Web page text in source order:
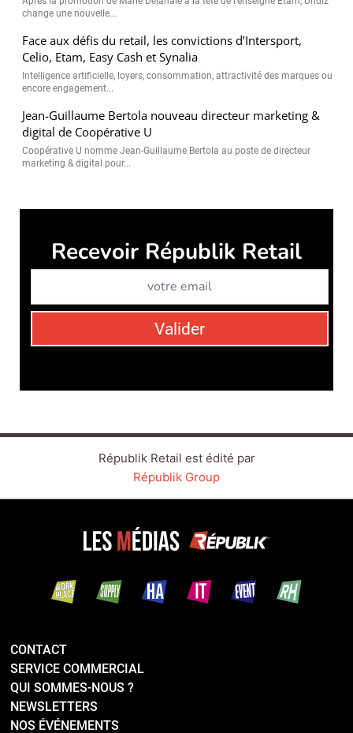
change une nouvelle...
Face aux défis du retail, les convictions d’Intersport,
Celio, Etam, Easy Cash et Synalia
Intelligence artificielle, loyers, consommation, attractivité des marques ou
encore engagement...
Jean-Guillaume Bertola nouveau directeur marketing &
digital de Coopérative U
Coopérative U nomme Jean-Guillaume Bertola au poste de directeur
marketing & digital pour...
Recevoir Républik Retail
Valider
Républik Retail est édité par
Républik Group
CONTACT
SERVICE COMMERCIAL
QUI SOMMES-NOUS ?
NEWSLETTERS
NOS ÉVÉNEMENTS